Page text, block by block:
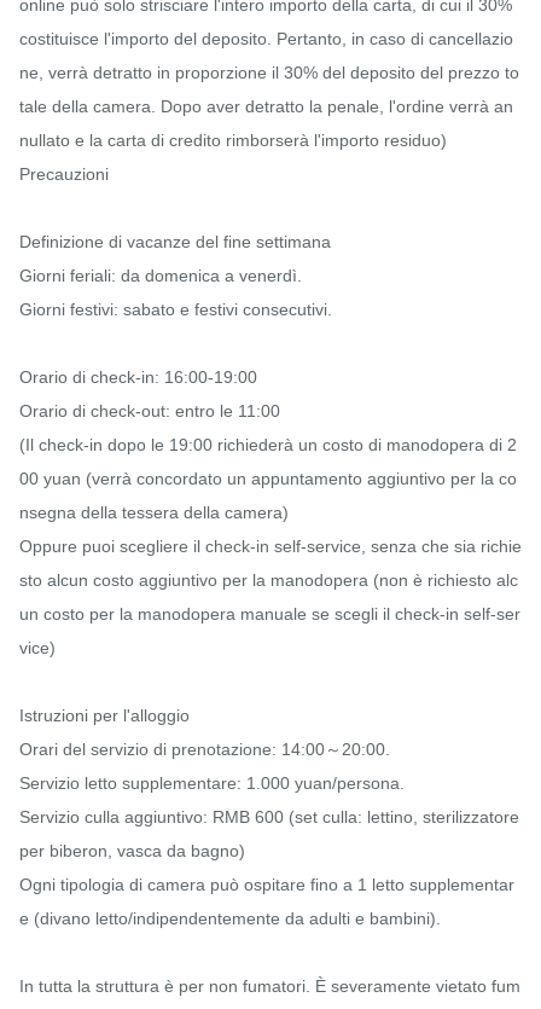
online può solo strisciare l'intero importo della carta, di cui il 30%
costituisce l'importo del deposito. Pertanto, in caso di cancellazio
ne, verrà detratto in proporzione il 30% del deposito del prezzo to
tale della camera. Dopo aver detratto la penale, l'ordine verrà an
nullato e la carta di credito rimborserà l'importo residuo)
Precauzioni
Definizione di vacanze del fine settimana
Giorni feriali: da domenica a venerdì.
Giorni festivi: sabato e festivi consecutivi.
Orario di check-in: 16:00-19:00
Orario di check-out: entro le 11:00
(Il check-in dopo le 19:00 richiederà un costo di manodopera di 2
00 yuan (verrà concordato un appuntamento aggiuntivo per la co
nsegna della tessera della camera)
Oppure puoi scegliere il check-in self-service, senza che sia richie
sto alcun costo aggiuntivo per la manodopera (non è richiesto alc
un costo per la manodopera manuale se scegli il check-in self-ser
vice)
Istruzioni per l'alloggio
Orari del servizio di prenotazione: 14:00～20:00.
Servizio letto supplementare: 1.000 yuan/persona.
Servizio culla aggiuntivo: RMB 600 (set culla: lettino, sterilizzatore
per biberon, vasca da bagno)
Ogni tipologia di camera può ospitare fino a 1 letto supplementar
e (divano letto/indipendentemente da adulti e bambini).
In tutta la struttura è per non fumatori. È severamente vietato fum